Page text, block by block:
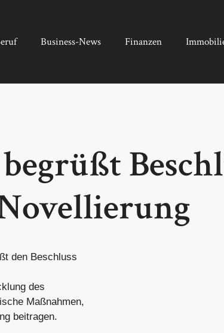
Business-News Finanzen
den Beschluss
des
Maßnahmen,
beitragen.